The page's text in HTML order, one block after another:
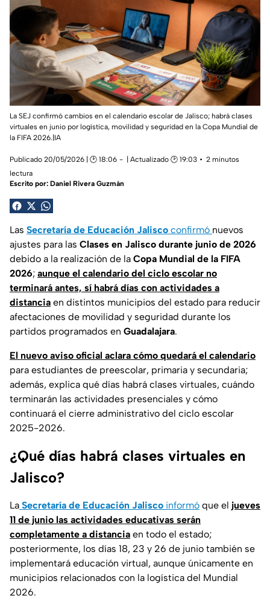
La SEJ confirmó cambios en el calendario escolar de Jalisco; habrá clases
virtuales en junio por logística, movilidad y seguridad en la Copa Mundial de
la FIFA 2026.|IA
Publicado 20/05/2026 | 🕑 18:06 | Actualizado 🕑 19:03
2 minutos
lectura
Escrito por: Daniel Rivera Guzmán
Las Secretaría de Educación Jalisco confirmó nuevos
ajustes para las Clases en Jalisco durante junio de 2026
debido a la realización de la Copa Mundial de la FIFA
2026; aunque el calendario del ciclo escolar no
terminará antes, sí habrá días con actividades a
distancia en distintos municipios del estado para reducir
afectaciones de movilidad y seguridad durante los
partidos programados en Guadalajara.
El nuevo aviso oficial aclara cómo quedará el calendario
para estudiantes de preescolar, primaria y secundaria;
además, explica qué días habrá clases virtuales, cuándo
terminarán las actividades presenciales y cómo
continuará el cierre administrativo del ciclo escolar
2025-2026.
¿Qué días habrá clases virtuales en
Jalisco?
La Secretaría de Educación Jalisco informó que el jueves
11 de junio las actividades educativas serán
completamente a distancia en todo el estado;
posteriormente, los días 18, 23 y 26 de junio también se
implementará educación virtual, aunque únicamente en
municipios relacionados con la logística del Mundial
2026.